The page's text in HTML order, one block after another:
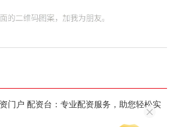
门户 配资台：专业配资服务，助您轻松实